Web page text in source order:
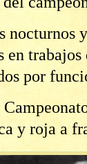
nocturnos
en
por
y roja a